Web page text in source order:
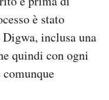
è stato
inclusa una
quindi con ogni